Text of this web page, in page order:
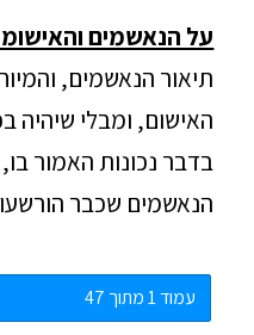
על הנאשמים
תיאור הנאשמים,
האישום, ומבלי שיהיה
בדבר נכונות האמור
הנאשמים שכבר